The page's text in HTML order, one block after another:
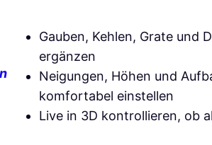
Gauben, Kehlen, Grate und
ergänzen
Neigungen, Höhen und
komfortabel einstellen
Live in 3D kontrollieren, ob